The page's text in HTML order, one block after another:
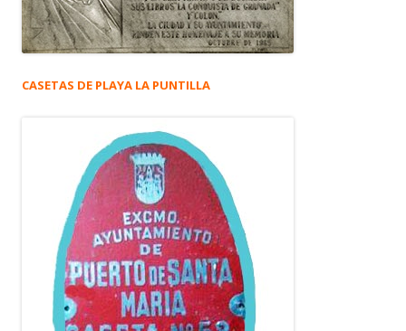
CASETAS DE PLAYA LA PUNTILLA